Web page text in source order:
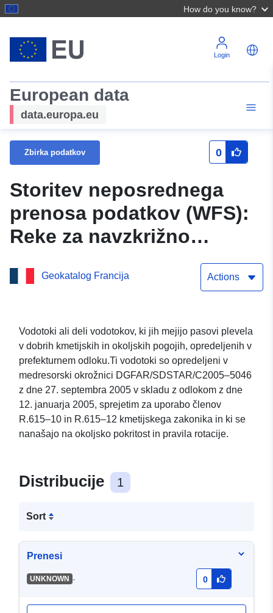
How do you know?
Login
European data
data.europa.eu
Zbirka podatkov 0
Storitev neposrednega
prenosa podatkov (WFS):
Reke za navzkrižno
skladnost v departmaju
CherGeokatalog Francija Actions
Vodotoki ali deli vodotokov, ki jih mejijo pasovi plevela
v dobrih kmetijskih in okoljskih pogojih, opredeljenih v
prefekturnem odloku.Ti vodotoki so opredeljeni v
medresorski okrožnici DGFAR/SDSTAR/C2005–5046
z dne 27. septembra 2005 v skladu z odlokom z dne
12. januarja 2005, sprejetim za uporabo členov
R.615–10 in R.615–12 kmetijskega zakonika in ki se
nanašajo na okoljsko pokritost in pravila rotacije.
Distribucije 1
Sort
Prenesi
UNKNOWN - 0